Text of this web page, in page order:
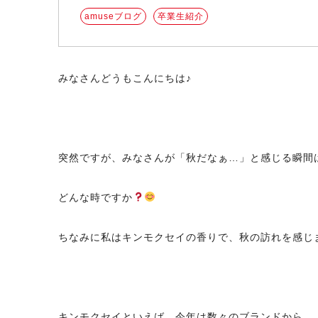
amuseブログ 卒業生紹介
みなさんどうもこんにちは♪
突然ですが、みなさんが「秋だなぁ…」と感じる瞬間
どんな時ですか
ちなみに私はキンモクセイの香りで、秋の訪れを感じ